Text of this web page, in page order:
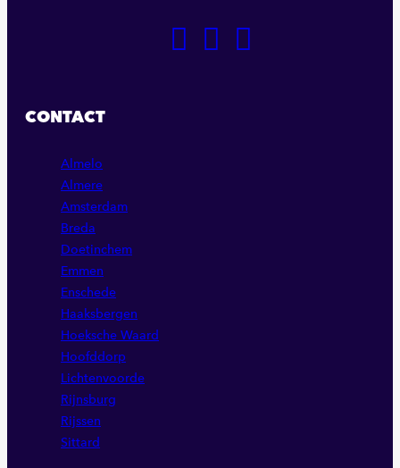
GA
GA
CONTACT
Almelo
Almere
Amsterdam
Breda
Doetinchem
Emmen
Enschede
Haaksbergen
Hoeksche Waard
Hoofddorp
Lichtenvoorde
Rijnsburg
Rijssen
Sittard